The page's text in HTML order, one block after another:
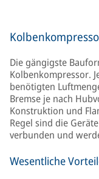
Die gängigste
Kolbenkompressor.
benötigten
Bremse je nach
Konstruktion und
Regel sind die
verbunden und
Wesentliche